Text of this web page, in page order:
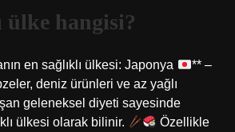
ülke hangisi?
en sağlıklı ülkesi: Japonya
** –
deniz ürünleri ve az yağlı
geleneksel diyeti sayesinde
ülkesi olarak bilinir.
Özellikle